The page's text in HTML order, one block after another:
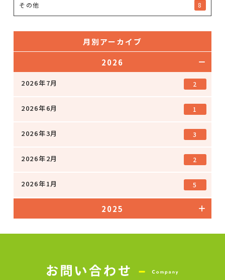
その他 8
月別アーカイブ
2026
2026年7月 2
2026年6月 1
2026年3月 3
2026年2月 2
2026年1月 5
2025